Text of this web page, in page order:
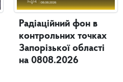
Радіаційний фон в
контрольних точках
Запорізької області
на 0808.2026